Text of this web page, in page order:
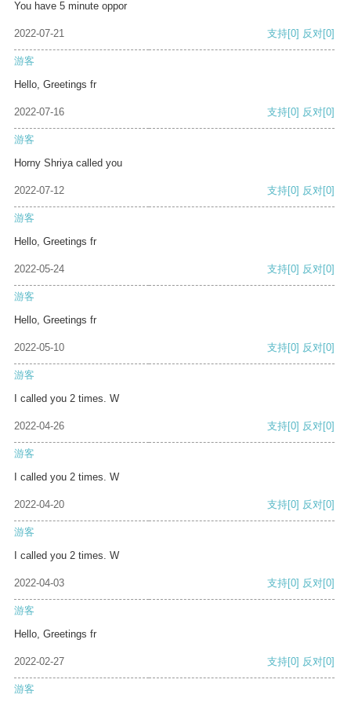
You have 5 minute oppor
2022-07-21 支持[0] 反对[0]
游客
Hello, Greetings fr
2022-07-16 支持[0] 反对[0]
游客
Horny Shriya called you
2022-07-12 支持[0] 反对[0]
游客
Hello, Greetings fr
2022-05-24 支持[0] 反对[0]
游客
Hello, Greetings fr
2022-05-10 支持[0] 反对[0]
游客
I called you 2 times. W
2022-04-26 支持[0] 反对[0]
游客
I called you 2 times. W
2022-04-20 支持[0] 反对[0]
游客
I called you 2 times. W
2022-04-03 支持[0] 反对[0]
游客
Hello, Greetings fr
2022-02-27 支持[0] 反对[0]
游客